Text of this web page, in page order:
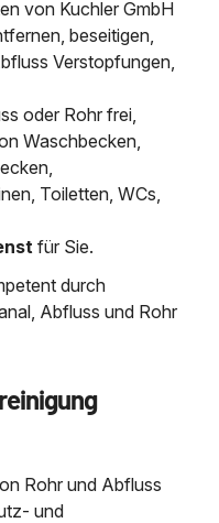
von Kuchler GmbH
beseitigen,
Verstopfungen,
oder Rohr frei,
Waschbecken,
Toiletten, WCs,
für Sie.
durch
Abfluss und Rohr
Rohr und Abfluss
und